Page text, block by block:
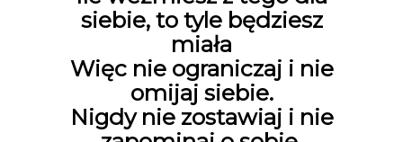
siebie, to tyle będziesz
miała
Więc nie ograniczaj i nie
omijaj siebie.
Nigdy nie zostawiaj i nie